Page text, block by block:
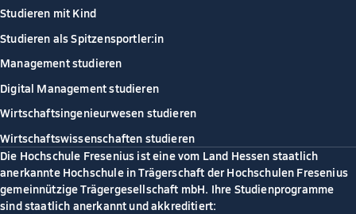
Studieren mit Kind
Studieren als Spitzensportler:in
Management studieren
Digital Management studieren
Wirtschaftsingenieurwesen studieren
Wirtschaftswissenschaften studieren
Die Hochschule Fresenius ist eine vom Land Hessen staatlich
anerkannte Hochschule in Trägerschaft der Hochschulen Fresenius
gemeinnützige Trägergesellschaft mbH. Ihre Studienprogramme
sind staatlich anerkannt und akkreditiert: